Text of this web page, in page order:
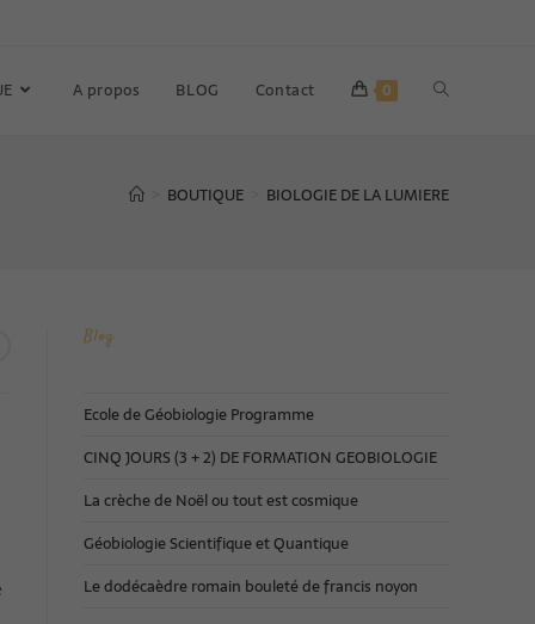
A propos BLOG Contact 0
BOUTIQUE BIOLOGIE DE LA LUMIERE
Blog
Ecole de Géobiologie Programme
CINQ JOURS (3 + 2) DE FORMATION GEOBIOLOGIE
La crèche de Noël ou tout est cosmique
Géobiologie Scientifique et Quantique
Le dodécaèdre romain bouleté de francis noyon